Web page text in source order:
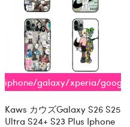
iphone/galaxy/xperia/
Kaws カウズGalaxy S26 S25
Ultra S24+ S23 Plus Iphone